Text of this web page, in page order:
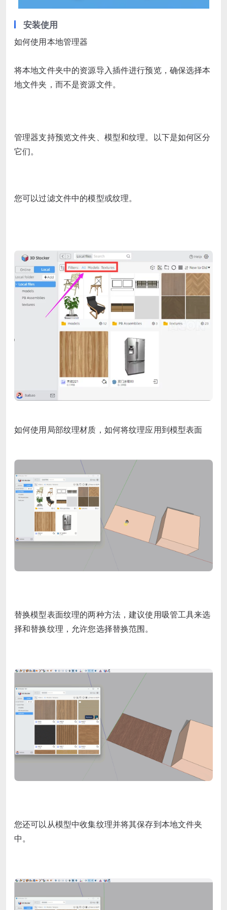
安装使用
如何使用本地管理器
将本地文件夹中的资源导入插件进行预览，确保选择本
地文件夹，而不是资源文件。
管理器支持预览文件夹、模型和纹理。以下是如何区分
它们。
您可以过滤文件中的模型或纹理。
如何使用局部纹理材质， 如何将纹理应用到模型表面
替换模型表面纹理的两种方法，建议使用吸管工具来选
择和替换纹理，允许您选择替换范围。
您还可以从模型中收集纹理并将其保存到本地文件夹
中。